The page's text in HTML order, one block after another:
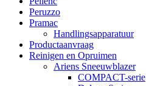
Peruzzo
Pramac
Handlingsapparatuur
Productaanvraag
Reinigen en Opruimen
Ariens Sneeuwblazer
COMPACT-serie